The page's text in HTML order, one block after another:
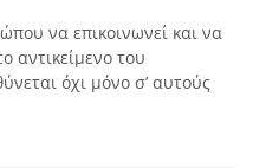
να επικοινωνεί και να
αντικείμενο του
όχι μόνο σ’ αυτούς